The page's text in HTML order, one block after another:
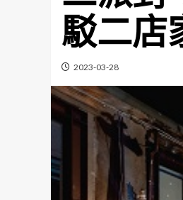
駁二店
2023-03-28